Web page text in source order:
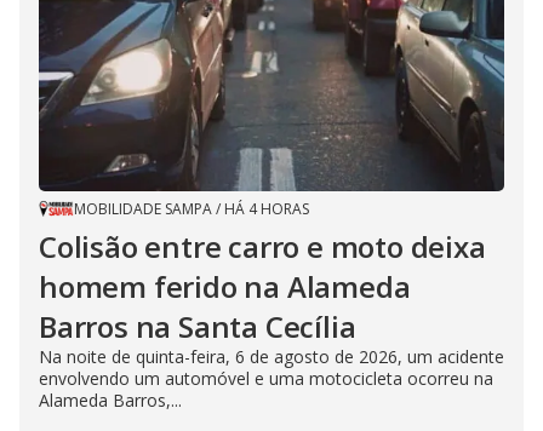
MOBILIDADE SAMPA/ HÁ 4 HORAS
Colisão entre carro e moto deixa
homem ferido na Alameda
Barros na Santa Cecília
Na noite de quinta-feira, 6 de agosto de 2026, um acidente
envolvendo um automóvel e uma motocicleta ocorreu na
Alameda Barros,...